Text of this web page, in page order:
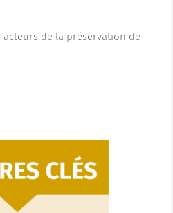
acteurs de la préservation de